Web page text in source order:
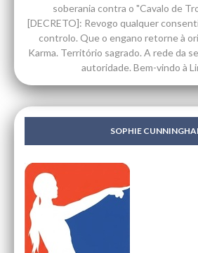
soberania contra o "Cavalo de
[DECRETO]: Revogo qualquer
controlo. Que o engano retorne à
Karma. Território sagrado. A rede da
autoridade. Bem-vindo à
SOPHIE